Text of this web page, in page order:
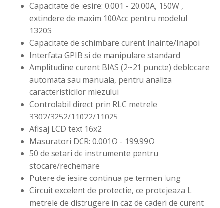
Capacitate de iesire: 0.001 - 20.00A, 150W ,
extindere de maxim 100Acc pentru modelul
1320S
Capacitate de schimbare curent Inainte/Inapoi
Interfata GPIB si de manipulare standard
Amplitudine curent BIAS (2~21 puncte) deblocare
automata sau manuala, pentru analiza
caracteristicilor miezului
Controlabil direct prin RLC metrele
3302/3252/11022/11025
Afisaj LCD text 16x2
Masuratori DCR: 0.001Ω - 199.99Ω
50 de setari de instrumente pentru
stocare/rechemare
Putere de iesire continua pe termen lung
Circuit excelent de protectie, ce protejeaza L
metrele de distrugere in caz de caderi de curent